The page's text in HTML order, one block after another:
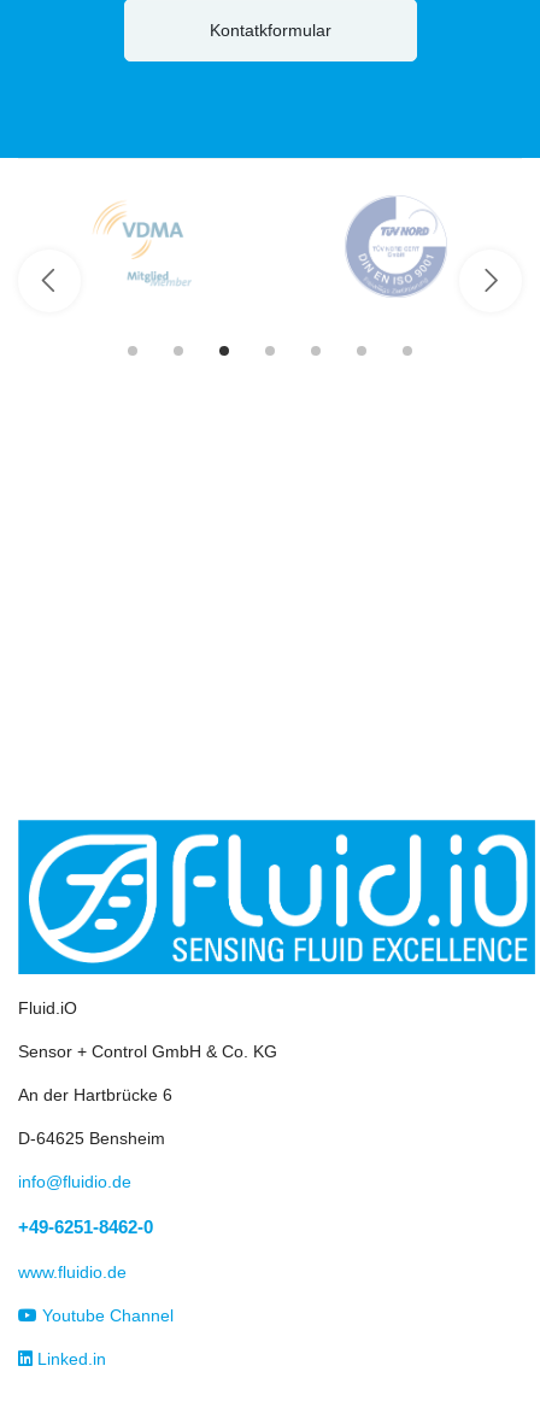
Kontatkformular
Fluid.iO
Sensor + Control GmbH & Co. KG
An der Hartbrücke 6
D-64625 Bensheim
info@fluidio.de
+49-6251-8462-0
www.fluidio.de
Youtube Channel
Linked.in